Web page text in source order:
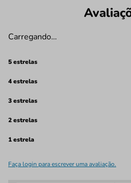
Carregando…
5 estrelas
4 estrelas
3 estrelas
2 estrelas
1 estrela
Faça login para escrever uma avaliação.